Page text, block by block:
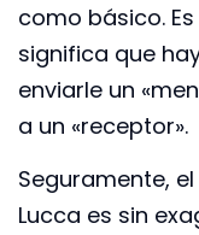
como básico.
significa que
enviarle un
a un «receptor».
Seguramente,
Lucca es sin